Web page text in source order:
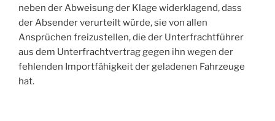
neben der Abweisung der Klage widerklagend, dass
der Absender verurteilt würde, sie von allen
Ansprüchen freizustellen, die der Unterfrachtführer
aus dem Unterfrachtvertrag gegen ihn wegen der
fehlenden Importfähigkeit der geladenen Fahrzeuge
hat.